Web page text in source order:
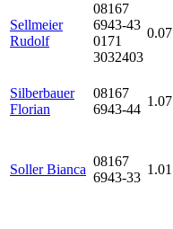
Sellmeier
Rudolf
08167
6943-43
0171
3032403
0.07
Silberbauer
Florian
08167
6943-44
1.07
Soller Bianca
08167
6943-33
1.01